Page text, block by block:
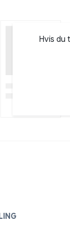
Hvis du